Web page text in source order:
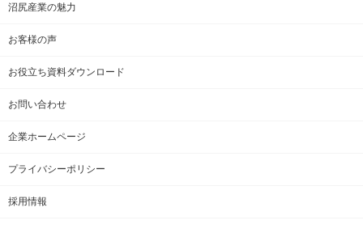
沼尻産業の魅力
お客様の声
お役立ち資料ダウンロード
お問い合わせ
企業ホームページ
プライバシーポリシー
採用情報